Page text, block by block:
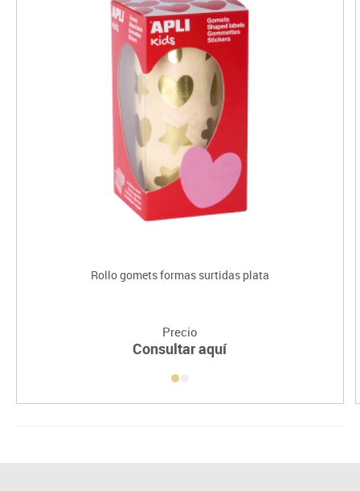
Rollo gomets formas surtidas plata
Precio
Consultar aquí